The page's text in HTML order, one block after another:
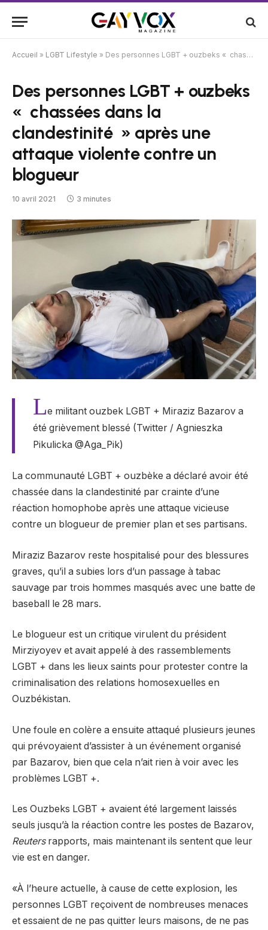
Accueil » LGBT Lifestyle » Des personnes LGBT + ouzbeks « chassées dans la clandestinité » après une attaque violente contre un blogueur
Des personnes LGBT + ouzbeks
« chassées dans la
clandestinité » après une
attaque violente contre un
blogueur
10 avril 2021 3 minutes
Le militant ouzbek LGBT + Miraziz Bazarov a
été grièvement blessé (Twitter / Agnieszka
Pikulicka @Aga_Pik)
La communauté LGBT + ouzbèke a déclaré avoir été
chassée dans la clandestinité par crainte d’une
réaction homophobe après une attaque vicieuse
contre un blogueur de premier plan et ses partisans.
Miraziz Bazarov reste hospitalisé pour des blessures
graves, qu’il a subies lors d’un passage à tabac
sauvage par trois hommes masqués avec une batte de
baseball le 28 mars.
Le blogueur est un critique virulent du président
Mirziyoyev et avait appelé à des rassemblements
LGBT + dans les lieux saints pour protester contre la
criminalisation des relations homosexuelles en
Ouzbékistan.
Une foule en colère a ensuite attaqué plusieurs jeunes
qui prévoyaient d’assister à un événement organisé
par Bazarov, bien que cela n’ait rien à voir avec les
problèmes LGBT +.
Les Ouzbeks LGBT + avaient été largement laissés
seuls jusqu’à la réaction contre les postes de Bazarov,
Reutersrapports, mais maintenant ils sentent que leur
vie est en danger.
«À l’heure actuelle, à cause de cette explosion, les
personnes LGBT reçoivent de nombreuses menaces
et essaient de ne pas quitter leurs maisons, de ne pas